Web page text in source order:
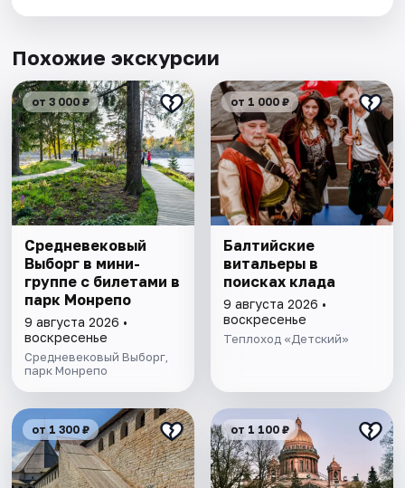
Похожие экскурсии
от 3 000 ₽
Cредневековый
Выборг в мини-
группе c билетами в
парк Монрепо
9 августа 2026 •
воскресенье
Средневековый Выборг,
парк Монрепо
от 1 000 ₽
Балтийские
витальеры в
поисках клада
9 августа 2026 •
воскресенье
Теплоход «Детский»
от 1 300 ₽ от 1 100 ₽